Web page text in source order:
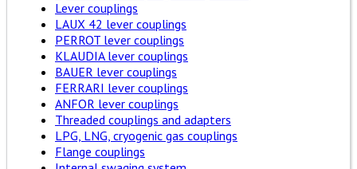
Lever couplings
LAUX 42 lever couplings
PERROT lever couplings
KLAUDIA lever couplings
BAUER lever couplings
FERRARI lever couplings
ANFOR lever couplings
Threaded couplings and adapters
LPG, LNG, cryogenic gas couplings
Flange couplings